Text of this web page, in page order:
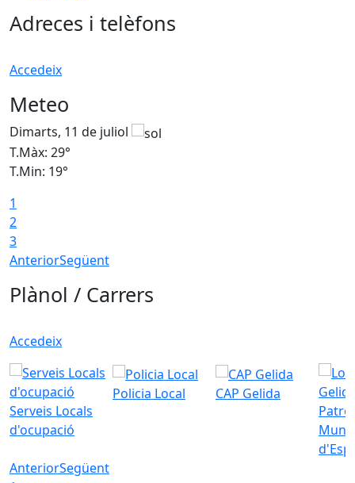
Adreces i telèfons
Accedeix
Meteo
Dimarts, 11 de juliol
T.Màx: 29°
T.Min: 19°
1
2
3
AnteriorSegüent
Plànol / Carrers
Accedeix
Serveis Locals
d'ocupació
Policia Local
CAP Gelida
AnteriorSegüent